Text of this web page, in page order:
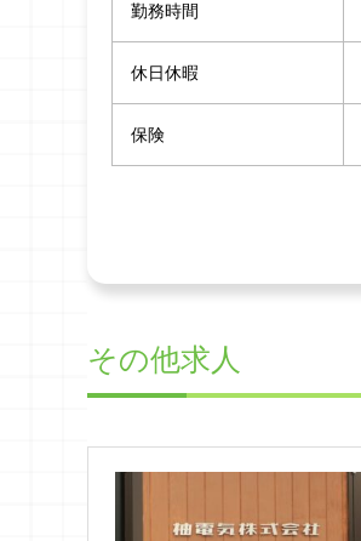
勤務時間
休日休暇
保険
その他求人